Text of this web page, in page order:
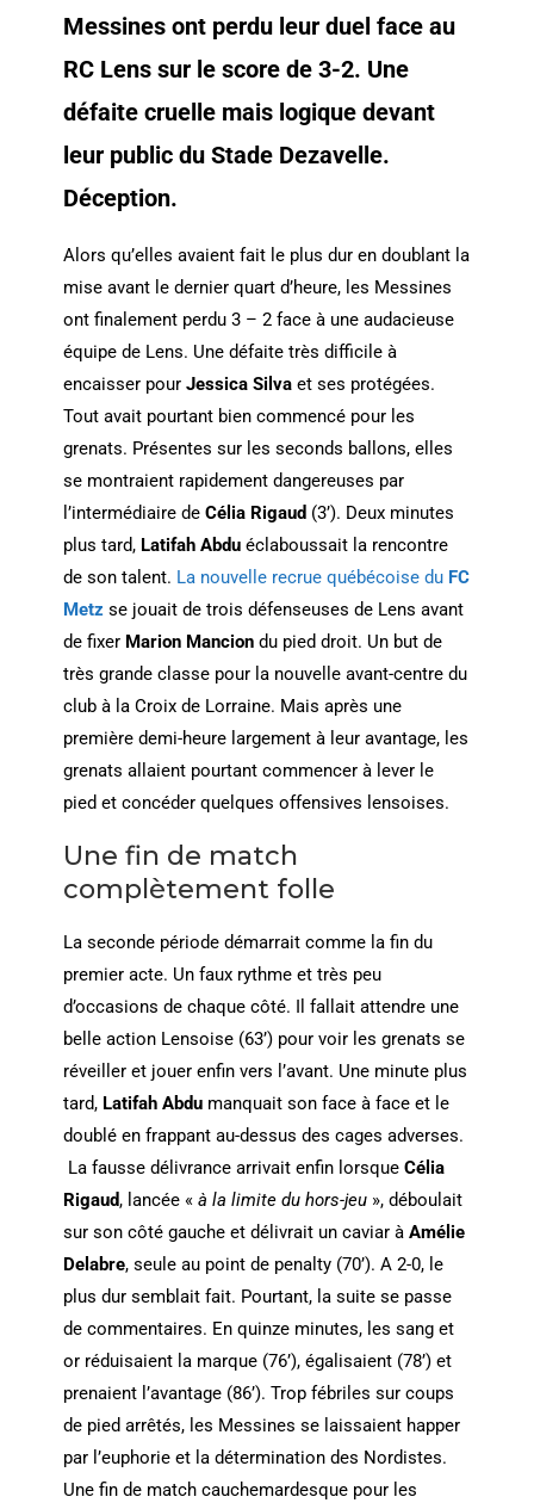
Messines ont perdu leur duel face au
RC Lens sur le score de 3-2. Une
défaite cruelle mais logique devant
leur public du Stade Dezavelle.
Déception.
Alors qu’elles avaient fait le plus dur en doublant la
mise avant le dernier quart d’heure, les Messines
ont finalement perdu 3 – 2 face à une audacieuse
équipe de Lens. Une défaite très difficile à
encaisser pour Jessica Silvaet ses protégées.
Tout avait pourtant bien commencé pour les
grenats. Présentes sur les seconds ballons, elles
se montraient rapidement dangereuses par
l’intermédiaire de Célia Rigaud (3’). Deux minutes
plus tard, Latifah Abduéclaboussait la rencontre
de son talent. La nouvelle recrue québécoise du FC
Metzse jouait de trois défenseuses de Lens avant
de fixer Marion Manciondu pied droit. Un but de
très grande classe pour la nouvelle avant-centre du
club à la Croix de Lorraine. Mais après une
première demi-heure largement à leur avantage, les
grenats allaient pourtant commencer à lever le
pied et concéder quelques offensives lensoises.
Une fin de match
complètement folle
La seconde période démarrait comme la fin du
premier acte. Un faux rythme et très peu
d’occasions de chaque côté. Il fallait attendre une
belle action Lensoise (63’) pour voir les grenats se
réveiller et jouer enfin vers l’avant. Une minute plus
tard, Latifah Abdumanquait son face à face et le
doublé en frappant au-dessus des cages adverses.
La fausse délivrance arrivait enfin lorsque Célia
Rigaud, lancée « à la limite du hors-jeu», déboulait
sur son côté gauche et délivrait un caviar à Amélie
Delabre, seule au point de penalty (70’). A 2-0, le
plus dur semblait fait. Pourtant, la suite se passe
de commentaires. En quinze minutes, les sang et
or réduisaient la marque (76’), égalisaient (78’) et
prenaient l’avantage (86’). Trop fébriles sur coups
de pied arrêtés, les Messines se laissaient happer
par l’euphorie et la détermination des Nordistes.
Une fin de match cauchemardesque pour les